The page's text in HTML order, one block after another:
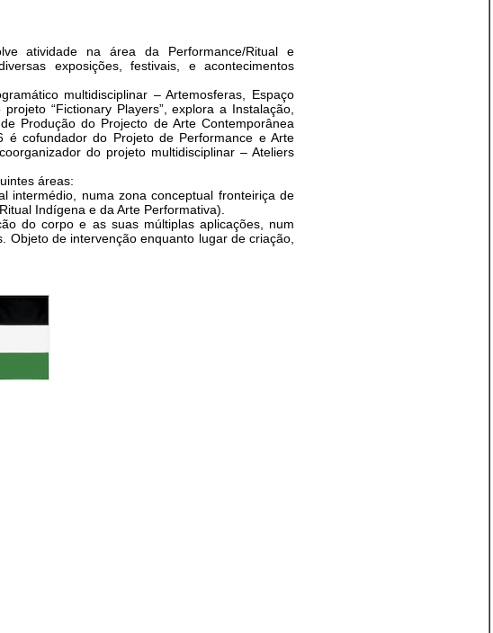
atividade na área da Performance/Ritual e
exposições, festivais, e acontecimentos
multidisciplinar – Artemosferas, Espaço
“Fictionary Players”, explora a Instalação,
Produção do Projecto de Arte Contemporânea
é cofundador do Projeto de Performance e Arte
do projeto multidisciplinar – Ateliers
áreas:
intermédio, numa zona conceptual fronteiriça de
Indígena e da Arte Performativa).
do corpo e as suas múltiplas aplicações, num
de intervenção enquanto lugar de criação,